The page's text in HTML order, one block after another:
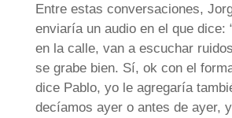
Entre estas conversaciones,
enviaría un audio en el que dice:
en la calle, van a escuchar
se grabe bien. Sí, ok con el
dice Pablo, yo le agregaría
decíamos ayer o antes de ayer,